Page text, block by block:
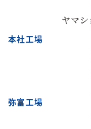
本社工場
弥富工場